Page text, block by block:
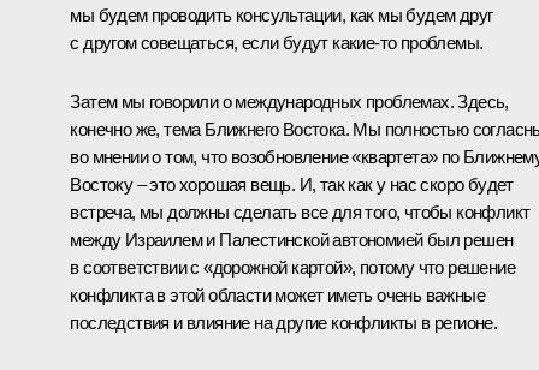
мы будем проводить консультации, как мы будем друг
с другом совещаться, если будут какие‑то проблемы.
Затем мы говорили о международных проблемах. Здесь,
конечно же, тема Ближнего Востока. Мы полностью
во мнении о том, что возобновление «квартета» по
Востоку – это хорошая вещь. И, так как у нас скоро будет
встреча, мы должны сделать все для того, чтобы конфликт
между Израилем и Палестинской автономией был решен
в соответствии с «дорожной картой», потому что решение
конфликта в этой области может иметь очень важные
последствия и влияние на другие конфликты в регионе.